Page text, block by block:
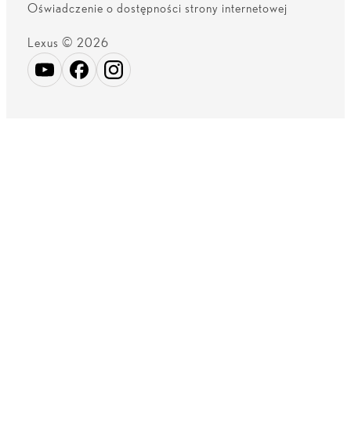
Oświadczenie o dostępności strony internetowej
Lexus © 2026